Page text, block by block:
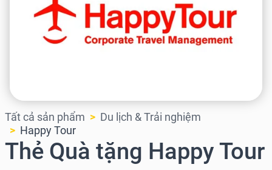
Tất cả sản phẩm
Du lịch & Trải nghiệm
Happy Tour
Thẻ Quà tặng Happy Tour